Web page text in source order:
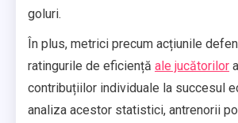
goluri.
În plus, metrici precum acțiunile
ratingurile de eficiență ale jucătorilor
contribuțiilor individuale la succesul
analiza acestor statistici, antrenorii